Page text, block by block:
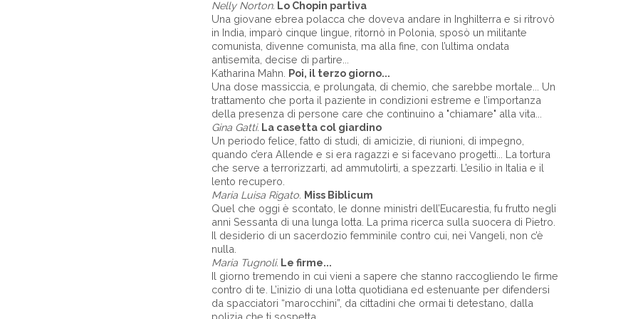
Nelly Norton. Lo Chopin partiva
Una giovane ebrea polacca che doveva andare in Inghilterra e si ritrovò
in India, imparò cinque lingue, ritornò in Polonia, sposò un militante
comunista, divenne comunista, ma alla fine, con l’ultima ondata
antisemita, decise di partire...
Katharina Mahn. Poi, il terzo giorno...
Una dose massiccia, e prolungata, di chemio, che sarebbe mortale... Un
trattamento che porta il paziente in condizioni estreme e l’importanza
della presenza di persone care che continuino a "chiamare" alla vita...
Gina Gatti. La casetta col giardino
Un periodo felice, fatto di studi, di amicizie, di riunioni, di impegno,
quando c’era Allende e si era ragazzi e si facevano progetti... La tortura
che serve a terrorizzarti, ad ammutolirti, a spezzarti. L’esilio in Italia e il
lento recupero.
Maria Luisa Rigato. Miss Biblicum
Quel che oggi è scontato, le donne ministri dell’Eucarestia, fu frutto negli
anni Sessanta di una lunga lotta. La prima ricerca sulla suocera di Pietro.
Il desiderio di un sacerdozio femminile contro cui, nei Vangeli, non c’è
nulla.
Maria Tugnoli. Le firme...
Il giorno tremendo in cui vieni a sapere che stanno raccogliendo le firme
contro di te. L’inizio di una lotta quotidiana ed estenuante per difendersi
da spacciatori “marocchini”, da cittadini che ormai ti detestano, dalla
polizia che ti sospetta...